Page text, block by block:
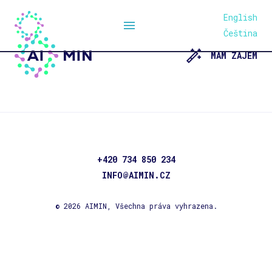
English
Čeština
MÁM ZÁJEM
+420 734 850 234
INFO@AIMIN.CZ
© 2026 AIMIN, Všechna práva vyhrazena.